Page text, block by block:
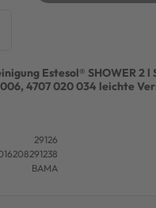
Estesol® SHOWER 2 l
4707 020 034 leichte
29126
BAMA